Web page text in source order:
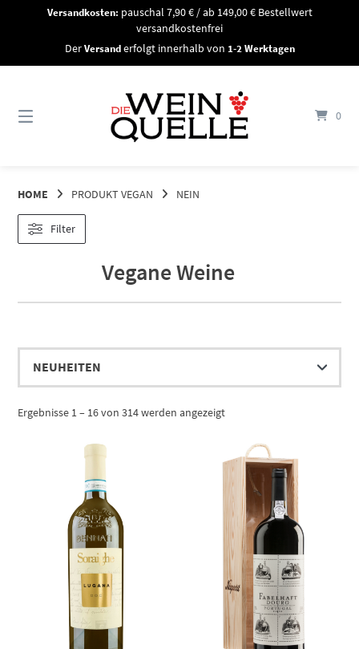
Versandkosten: pauschal 7,90 € / ab 149,00 € Bestellwert
versandkostenfrei
DerVersanderfolgt innerhalb von 1-2 Werktagen
0
HOME PRODUKT VEGAN NEIN
Vegane Weine
Filter
Ergebnisse 1 – 16 von 314 werden angezeigt